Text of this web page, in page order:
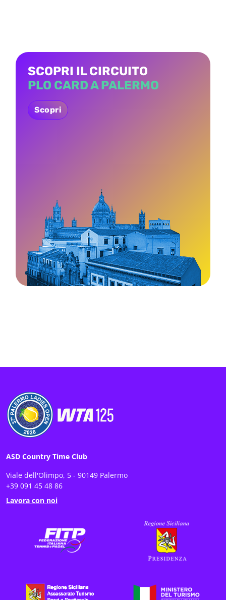
SCOPRI IL CIRCUITO
PLO CARD A PALERMO
Scopri
ASD Country Time Club
Viale dell'Olimpo, 5 - 90149 Palermo
+39 091 45 48 86
Lavora con noi